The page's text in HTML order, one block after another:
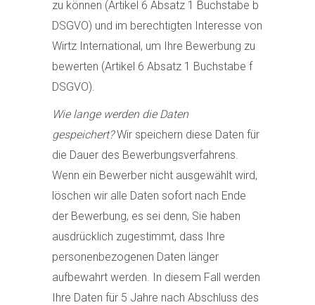
zu können (Artikel 6 Absatz 1 Buchstabe b
DSGVO) und im berechtigten Interesse von
Wirtz International, um Ihre Bewerbung zu
bewerten (Artikel 6 Absatz 1 Buchstabe f
DSGVO).
Wie lange werden die Daten
gespeichert?Wir speichern diese Daten für
die Dauer des Bewerbungsverfahrens.
Wenn ein Bewerber nicht ausgewählt wird,
löschen wir alle Daten sofort nach Ende
der Bewerbung, es sei denn, Sie haben
ausdrücklich zugestimmt, dass Ihre
personenbezogenen Daten länger
aufbewahrt werden. In diesem Fall werden
Ihre Daten für 5 Jahre nach Abschluss des